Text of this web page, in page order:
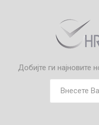
Добијте ги најновите